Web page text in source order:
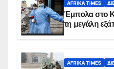
AFRIKA TIMES
Έμπολα στο
τη μεγάλη
AFRIKA TIMES